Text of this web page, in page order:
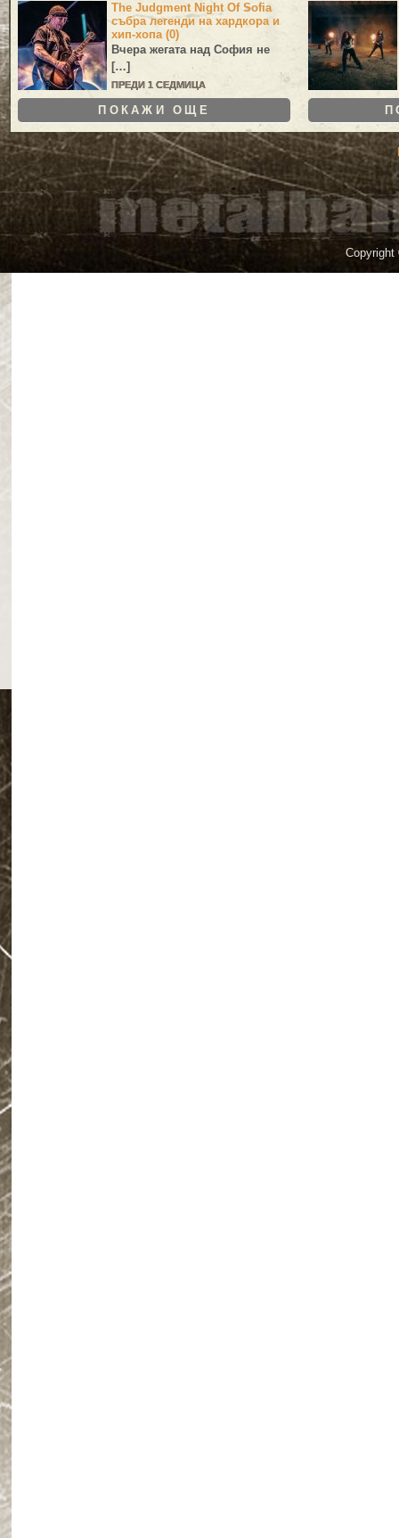
The Judgment Night Of Sofia
събра легенди на хардкора и
хип-хопа (0)
Вчера жегата над София не
[…]
ПРЕДИ 1 СЕДМИЦА
ПОКАЖИ ОЩЕ